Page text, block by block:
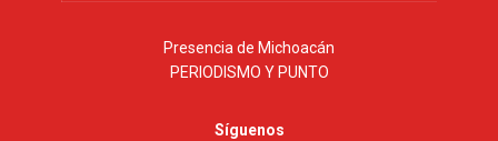
Presencia de Michoacán
PERIODISMO Y PUNTO
Síguenos